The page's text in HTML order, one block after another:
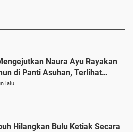
Naura Ayu Rayakan
di Panti Asuhan, Terlihat
Kaftan Cokelat
lalu
Hilangkan Bulu Ketiak Secara